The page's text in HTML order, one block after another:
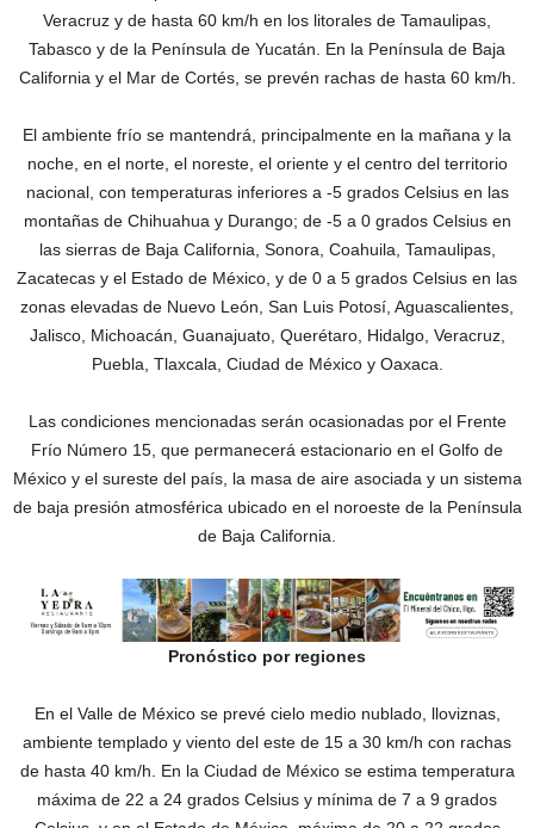
Veracruz y de hasta 60 km/h en los litorales de Tamaulipas,
Tabasco y de la Península de Yucatán. En la Península de Baja
California y el Mar de Cortés, se prevén rachas de hasta 60 km/h.
El ambiente frío se mantendrá, principalmente en la mañana y la
noche, en el norte, el noreste, el oriente y el centro del territorio
nacional, con temperaturas inferiores a -5 grados Celsius en las
montañas de Chihuahua y Durango; de -5 a 0 grados Celsius en
las sierras de Baja California, Sonora, Coahuila, Tamaulipas,
Zacatecas y el Estado de México, y de 0 a 5 grados Celsius en las
zonas elevadas de Nuevo León, San Luis Potosí, Aguascalientes,
Jalisco, Michoacán, Guanajuato, Querétaro, Hidalgo, Veracruz,
Puebla, Tlaxcala, Ciudad de México y Oaxaca.
Las condiciones mencionadas serán ocasionadas por el Frente
Frío Número 15, que permanecerá estacionario en el Golfo de
México y el sureste del país, la masa de aire asociada y un sistema
de baja presión atmosférica ubicado en el noroeste de la Península
de Baja California.
Pronóstico por regiones
En el Valle de México se prevé cielo medio nublado, lloviznas,
ambiente templado y viento del este de 15 a 30 km/h con rachas
de hasta 40 km/h. En la Ciudad de México se estima temperatura
máxima de 22 a 24 grados Celsius y mínima de 7 a 9 grados